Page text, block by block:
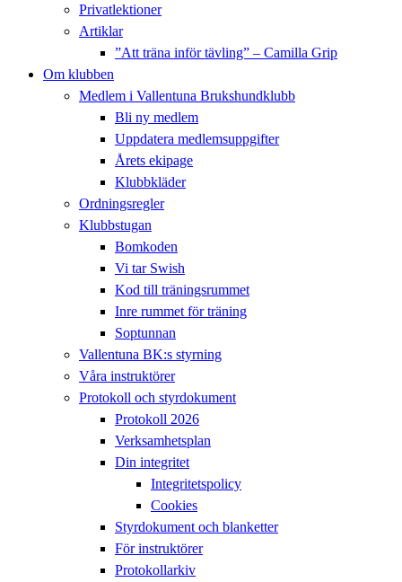
Privatlektioner
Artiklar
”Att träna inför tävling” – Camilla Grip
Om klubben
Medlem i Vallentuna Brukshundklubb
Bli ny medlem
Uppdatera medlemsuppgifter
Årets ekipage
Klubbkläder
Ordningsregler
Klubbstugan
Bomkoden
Vi tar Swish
Kod till träningsrummet
Inre rummet för träning
Soptunnan
Vallentuna BK:s styrning
Våra instruktörer
Protokoll och styrdokument
Protokoll 2026
Verksamhetsplan
Din integritet
Integritetspolicy
Cookies
Styrdokument och blanketter
För instruktörer
Protokollarkiv